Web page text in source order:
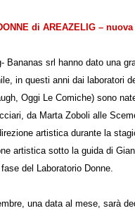
di AREAZELIG –
Bananas srl hanno dato una
in questi anni dai laboratori
Oggi Le Comiche) sono
da Marta Zoboli alle
artistica durante la
artistica sotto la guida di
del Laboratorio Donne.
una data al mese, sarà